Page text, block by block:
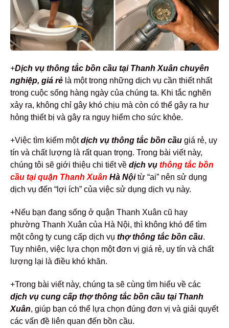
+Dịch vụ thông tắc bồn cầu tại Thanh Xuân chuyên
nghiệp, giá rẻ là một trong những dịch vụ cần thiết nhất
trong cuộc sống hàng ngày của chúng ta. Khi tắc nghẽn
xảy ra, không chỉ gây khó chịu mà còn có thể gây ra hư
hỏng thiết bị và gây ra nguy hiểm cho sức khỏe.
+Việc tìm kiếm mộtdịch vụ thông tắc bồn cầu giá rẻ, uy
tín và chất lượng là rất quan trọng. Trong bài viết này,
chúng tôi sẽ giới thiệu chi tiết về dịch vụ thông tắc bồn
cầu tại quận Thanh Xuân Hà Nộitừ “ai” nên sử dụng
dịch vụ đến “lợi ích” của việc sử dụng dịch vụ này.
+Nếu bạn đang sống ở quận Thanh Xuân cũ hay
phường Thanh Xuân của Hà Nội, thì không khó để tìm
một công ty cung cấp dịch vụ thợ thông tắc bồn cầu.
Tuy nhiên, việc lựa chọn một đơn vị giá rẻ, uy tín và chất
lượng lại là điều khó khăn.
+Trong bài viết này, chúng ta sẽ cùng tìm hiểu về các
dịch vụ cung cấp thợ thông tắc bồn cầu tại Thanh
Xuân, giúp bạn có thể lựa chọn đúng đơn vị và giải quyết
các vấn đề liên quan đến bồn cầu.